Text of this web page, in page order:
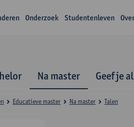
Onderzoek Studentenleven
Na master Geef je
Educatieve master Na master Talen